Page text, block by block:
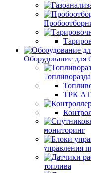
Оборудование для
ТРК
мониторинг
управления
топлива